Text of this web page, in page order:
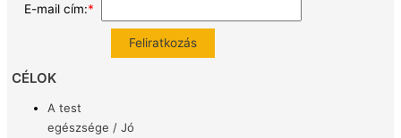
E-mail cím:*
CÉLOK
A test
egészsége / Jó